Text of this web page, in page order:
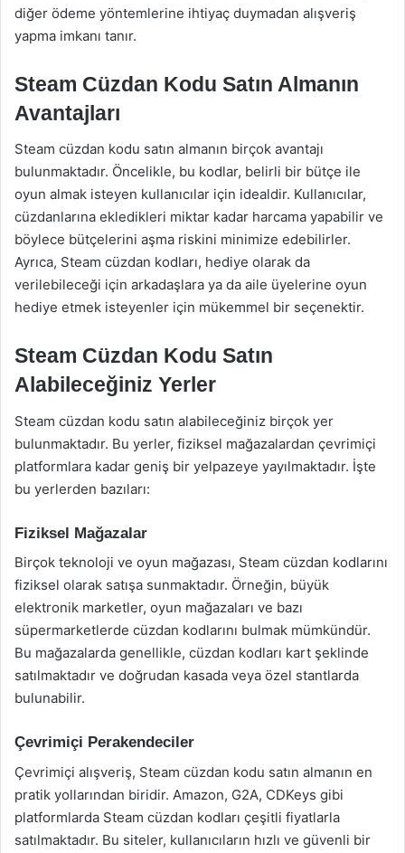
diğer ödeme yöntemlerine ihtiyaç duymadan alışveriş
yapma imkanı tanır.
Steam Cüzdan Kodu Satın Almanın
Avantajları
Steam cüzdan kodu satın almanın birçok avantajı
bulunmaktadır. Öncelikle, bu kodlar, belirli bir bütçe ile
oyun almak isteyen kullanıcılar için idealdir. Kullanıcılar,
cüzdanlarına ekledikleri miktar kadar harcama yapabilir ve
böylece bütçelerini aşma riskini minimize edebilirler.
Ayrıca, Steam cüzdan kodları, hediye olarak da
verilebileceği için arkadaşlara ya da aile üyelerine oyun
hediye etmek isteyenler için mükemmel bir seçenektir.
Steam Cüzdan Kodu Satın
Alabileceğiniz Yerler
Steam cüzdan kodu satın alabileceğiniz birçok yer
bulunmaktadır. Bu yerler, fiziksel mağazalardan çevrimiçi
platformlara kadar geniş bir yelpazeye yayılmaktadır. İşte
bu yerlerden bazıları:
Fiziksel Mağazalar
Birçok teknoloji ve oyun mağazası, Steam cüzdan kodlarını
fiziksel olarak satışa sunmaktadır. Örneğin, büyük
elektronik marketler, oyun mağazaları ve bazı
süpermarketlerde cüzdan kodlarını bulmak mümkündür.
Bu mağazalarda genellikle, cüzdan kodları kart şeklinde
satılmaktadır ve doğrudan kasada veya özel stantlarda
bulunabilir.
Çevrimiçi Perakendeciler
Çevrimiçi alışveriş, Steam cüzdan kodu satın almanın en
pratik yollarından biridir. Amazon, G2A, CDKeys gibi
platformlarda Steam cüzdan kodları çeşitli fiyatlarla
satılmaktadır. Bu siteler, kullanıcıların hızlı ve güvenli bir